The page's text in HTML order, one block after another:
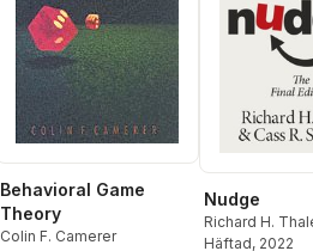
Behavioral Game
Theory
Colin F. Camerer
Nudge
Richard H.
Sunstein
Häftad, 2022